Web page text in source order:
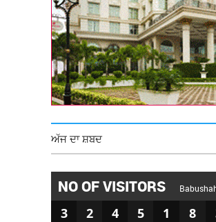
ਅੱਜ ਦਾ ਸ਼ਬਦ
NO OF VISITORS
3 2 4 5 1 8